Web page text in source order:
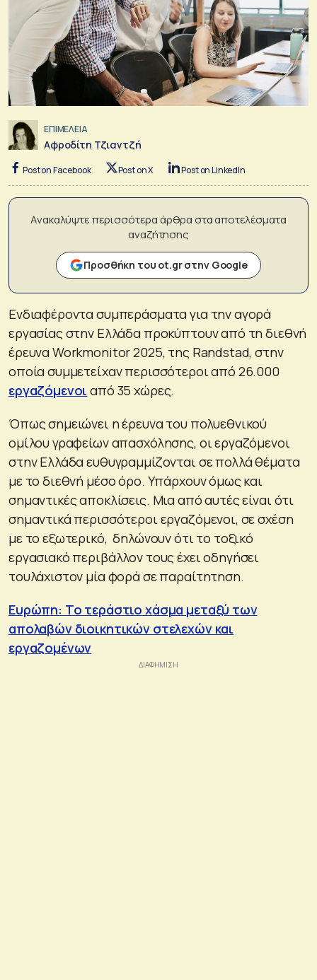
ΕΠΙΜΕΛΕΙΑ
Αφροδίτη Τζιαντζή
Post on Facebook Post on X Post on LinkedIn
Ανακαλύψτε περισσότερα άρθρα στα αποτελέσματα
αναζήτησης
Προσθήκη του ot.gr στην Google
Ενδιαφέροντα συμπεράσματα για την αγορά
εργασίας στην Ελλάδα προκύπτουν από τη διεθνή
έρευνα Workmonitor 2025, της Randstad, στην
οποία συμμετείχαν περισσότεροι από 26.000
εργαζόμενοι από 35 χώρες.
Όπως σημειώνει η έρευνα του πολυεθνικού
ομίλου γραφείων απασχόλησης, οι εργαζόμενοι
στην Ελλάδα ευθυγραμμίζονται σε πολλά θέματα
με το διεθνή μέσο όρο. Υπάρχουν όμως και
σημαντικές αποκλίσεις. Μια από αυτές είναι ότι
σημαντικά περισσότεροι εργαζόμενοι, σε σχέση
με το εξωτερικό, δηλώνουν ότι το τοξικό
εργασιακό περιβάλλον τους έχει οδηγήσει
τουλάχιστον μία φορά σε παραίτητηση.
Ευρώπη: Το τεράστιο χάσμα μεταξύ των
απολαβών διοικητικών στελεχών και
εργαζομένων